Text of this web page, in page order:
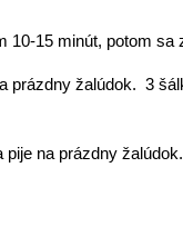
15 minút, potom sa
prázdny žalúdok. 3
na prázdny